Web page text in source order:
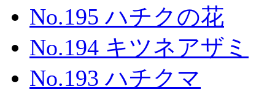
No.195 ハチクの花
No.194 キツネアザミ
No.193 ハチクマ